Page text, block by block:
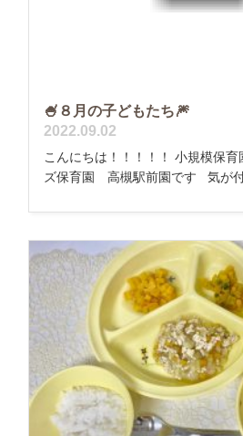
🍧８月の子どもたち🎆
2022.09.02
こんにちは！！！！！ 小規模保
ズ保育園 高槻駅前園です 気が付